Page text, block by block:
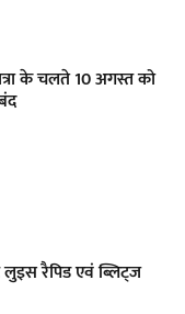
के चलते 10 अगस्त को
लुइस रैपिड एवं ब्लिट्ज